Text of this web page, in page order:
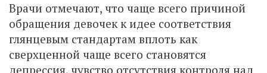
Врачи отмечают, что чаще всего причиной
обращения девочек к идее соответствия
глянцевым стандартам вплоть как
сверхценной чаще всего становятся
депрессия, чувство отсутствия контроля над